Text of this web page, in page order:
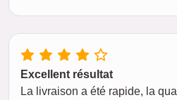
Excellent résultat
La livraison a été rapide, la